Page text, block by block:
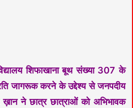
शिफाखाना बूथ संख्या 307 के
जागरूक करने के उद्देश्य से जनपदीय
ख़ान ने छात्र छात्राओं को अभिभावक